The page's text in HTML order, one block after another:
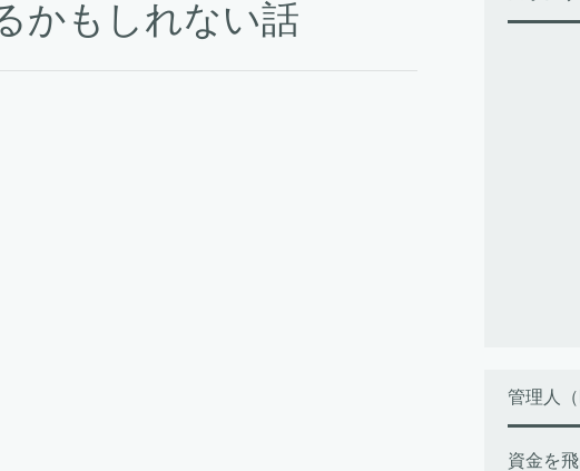
かもしれない話
管理人
資金を